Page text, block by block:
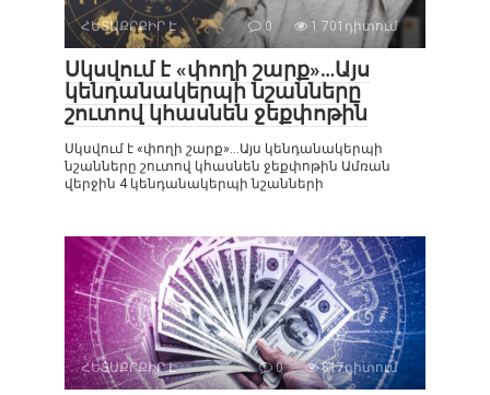
ՀԵՏԱՔՐՔԻՐ Է 0 1 701դիտում
Սկսվում է «փողի շարք»…Այս
կենդանակերպի նշանները
շուտով կհասնեն ջեքփոթին
Սկսվում է «փողի շարք»…Այս կենդանակերպի
նշանները շուտով կհասնեն ջեքփոթին Ամռան
վերջին 4 կենդանակերպի նշանների
ՀԵՏԱՔՐՔԻՐ Է 0 817դիտում